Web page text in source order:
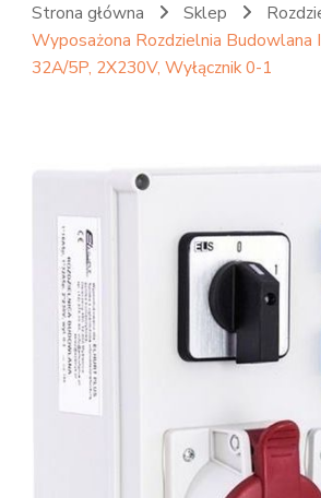
Strona główna Sklep
Wyposażona Rozdzielnia Budowlana
32A/5P, 2X230V, Wyłącznik 0-1